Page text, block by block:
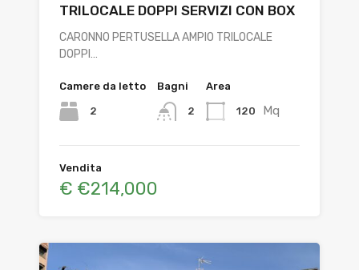
TRILOCALE DOPPI SERVIZI CON BOX
CARONNO PERTUSELLA AMPIO TRILOCALE
DOPPI…
Camere da letto
2
Bagni
2
Area
120 Mq
Vendita
€ €214,000